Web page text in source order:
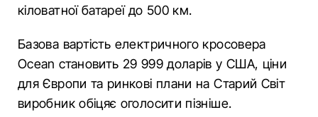
кіловатної батареї до 500 км.
Базова вартість електричного кросовера
Ocean становить 29 999 доларів у США, ціни
для Європи та ринкові плани на Старий Світ
виробник обіцяє оголосити пізніше.